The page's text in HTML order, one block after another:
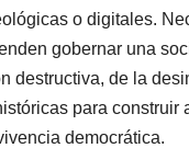
o digitales.
gobernar una
destructiva, de la
para construir
democrática.